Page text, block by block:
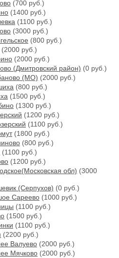
(700 руб.)
(1400 руб.)
(1100 руб.)
(3000 руб.)
(800 руб.)
(2000 руб.)
(2000 руб.)
(Дмитровский район) (0 руб.)
(МО) (2000 руб.)
(800 руб.)
(1500 руб.)
(1300 руб.)
(1200 руб.)
(1100 руб.)
(1800 руб.)
(800 руб.)
(1100 руб.)
(1200 руб.)
обл) (3000
(Серпухов) (0 руб.)
Сареево (1000 руб.)
(1100 руб.)
(1500 руб.)
(1100 руб.)
(2200 руб.)
Валуево (2000 руб.)
Мячково (2000 руб.)